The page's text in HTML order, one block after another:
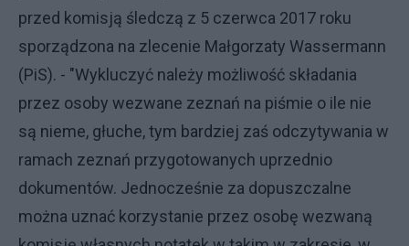
przed komisją śledczą z 5 czerwca 2017 roku
sporządzona na zlecenie Małgorzaty Wassermann
(PiS). - "Wykluczyć należy możliwość składania
przez osoby wezwane zeznań na piśmie o ile nie
są nieme, głuche, tym bardziej zaś odczytywania w
ramach zeznań przygotowanych uprzednio
dokumentów. Jednocześnie za dopuszczalne
można uznać korzystanie przez osobę wezwaną